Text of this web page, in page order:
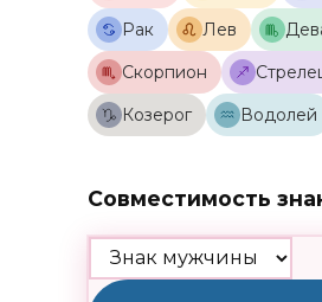
Рак
Лев
Скорпион
Козерог Водолей
Совместимость